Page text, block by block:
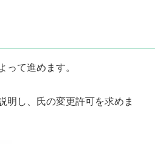
て進めます。
明し、氏の変更許可を求めま